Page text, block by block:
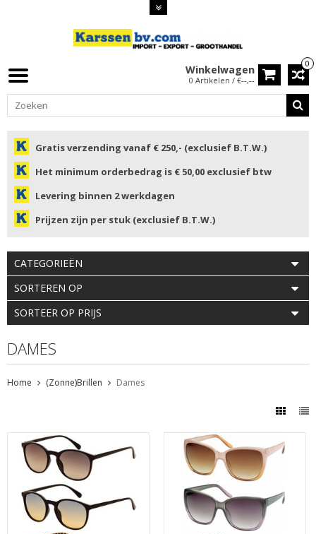
0
Winkelwagen
0 Artikelen / €--,--
Gratis verzending vanaf € 250,- (exclusief B.T.W.)
Het minimum orderbedrag is € 50,00 exclusief btw
Levering binnen 2 werkdagen
Prijzen zijn per stuk (exclusief B.T.W.)
CATEGORIEËN
SORTEREN OP
SORTEER OP PRIJS
DAMES
Home (Zonne)Brillen Dames